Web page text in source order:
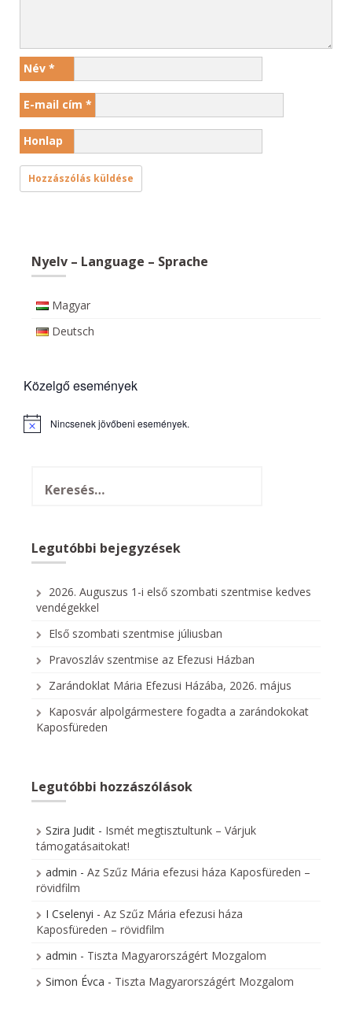
Név *
E-mail cím *
Honlap
Nyelv – Language – Sprache
Magyar
Deutsch
Közelgő események
N
Nincsenek jövőbeni események.
Legutóbbi bejegyzések
2026. Auguszus 1-i első szombati szentmise kedves
vendégekkel
Első szombati szentmise júliusban
Pravoszláv szentmise az Efezusi Házban
Zarándoklat Mária Efezusi Házába, 2026. május
Kaposvár alpolgármestere fogadta a zarándokokat
Kaposfüreden
Legutóbbi hozzászólások
Szira Judit - Ismét megtisztultunk – Várjuk
támogatásaitokat!
admin - Az Szűz Mária efezusi háza Kaposfüreden –
rövidfilm
I Cselenyi - Az Szűz Mária efezusi háza
Kaposfüreden – rövidfilm
admin - Tiszta Magyarországért Mozgalom
Simon Évca - Tiszta Magyarországért Mozgalom